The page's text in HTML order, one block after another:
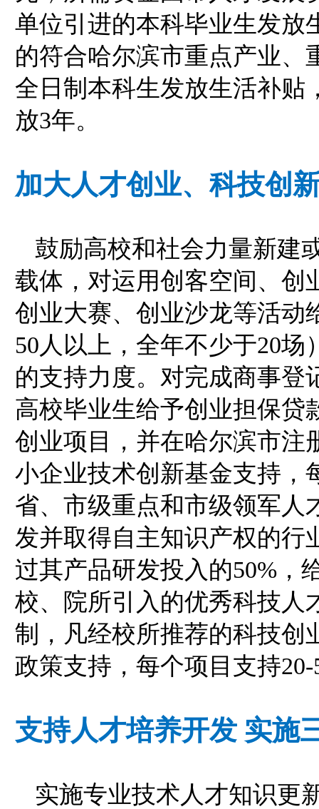
单位引进的本科毕业生发放
的符合哈尔滨市重点产业、
全日制本科生发放生活补贴
放3年。
加大人才创业、科技创
鼓励高校和社会力量新建
载体，对运用创客空间、创
创业大赛、创业沙龙等活动
50人以上，全年不少于20
的支持力度。对完成商事登
高校毕业生给予创业担保贷
创业项目，并在哈尔滨市注
小企业技术创新基金支持，
省、市级重点和市级领军人
发并取得自主知识产权的行
过其产品研发投入的50%，
校、院所引入的优秀科技人
制，凡经校所推荐的科技创
政策支持，每个项目支持
支持人才培养开发 实施
实施专业技术人才知识更